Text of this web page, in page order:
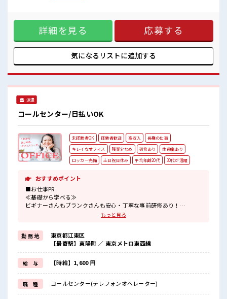
派手すぎなければ多少のヘアカラーもOKなのはウレシイPoint☆
仕事の合間の息抜きは休憩室で♪
高収入もバッチリ目指せますよ！
験を活かしませんか？ ブランクがあっても大丈夫♪ 経験はち
ょっとだけ…という方もOK！ ≪女性も働きやすい職場≫ も
ちろん男性の応募も歓迎ですよ！ ≪時間にメリハリを≫ 残業
はほとんどナシ！ 場合によってはお願いすることもあります
♪ ≪週休2日制≫ 週末は家族や友人と一緒にプライベート満
喫！ ≪様々なお仕事をご提案≫ 一人で悩まず気軽に相談でき
す♪ 派手すぎなければ多少のヘアカラーもOKなのはウレシイ
Point☆ 仕事の合間の息抜きは休憩室で♪ 高収入もバッチリ
詳細を見る 応募する
気になるリストに追加する
派遣
コールセンター/日払いOK
未経験者OK 経験者歓迎 高収入
長期の仕事
キレイなオフィス
残業少なめ 研修あり
休憩室あり
ロッカー完備
土日祝日休み 平均年齢20代 30代が活躍
おすすめポイント
■お仕事PR
≪基礎から学べる≫
ビギナーさんもブランクさんも安心・丁寧な事前研修あり！
場合によってはお願いすることもあります♪
≪週休2日制≫
週末は家族や友人と一緒にプライベート満喫！
≪未経験でも活躍できる≫
新しいことにチャレンジするのは不安だけど、
しっかり働く環境が整っています！
イチからスキルUP・ステップUP目指していきましょう！
≪自分に合った期間で働ける≫
福利厚生が整った派遣のお仕事です！
もっと見る
勤 務 地
東京都江東区
【最寄駅】東陽町 ／ 東京メトロ東西線
給 与 【時給】1,600 円
職 種 コールセンター(テレフォンオペレーター)